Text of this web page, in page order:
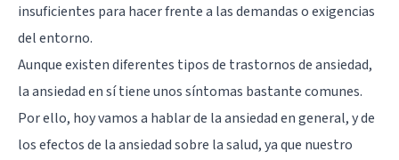
insuficientes para hacer frente a las demandas o exigencias
del entorno.
Aunque existen diferentes tipos de trastornos de ansiedad,
la ansiedad en sí tiene unos síntomas bastante comunes.
Por ello, hoy vamos a hablar de la ansiedad en general, y de
los efectos de la ansiedad sobre la salud, ya que nuestro